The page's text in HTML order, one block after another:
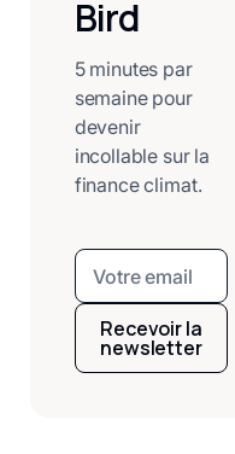
Bird
5 minutes par
semaine pour
devenir
incollable sur la
finance climat.
Recevoir la
newsletter